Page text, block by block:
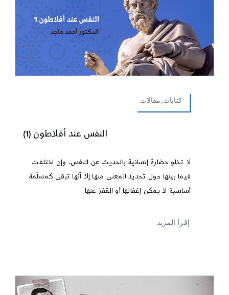
كتابات,مقالات
النفس عند أفلاطون (1)
لا تخلو حضارة إنسانية بالحديث عن النفس، وإن اختلفت
فيما بينها حول تحديد المعنى منها إلا أنّها تبقى كمسلّمة
أساسية لا يمكن إغفالها أو القفز عنها
إقرأ المزيد